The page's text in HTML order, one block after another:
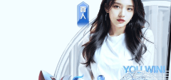
星空综合🏊‍♀️突破极
这里，是你